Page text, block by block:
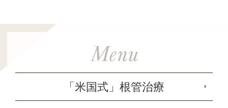
「米国式」根管治療